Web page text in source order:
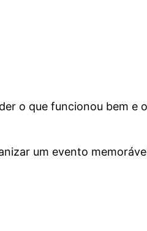
o que funcionou bem e
um evento